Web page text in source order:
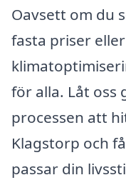
Oavsett om du
fasta priser
för alla. Låt oss
processen att
Klagstorp och
passar din